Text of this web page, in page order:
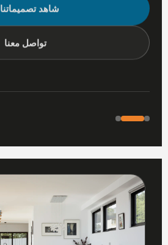
شاهد تصميماتنا←
تواصل معنا